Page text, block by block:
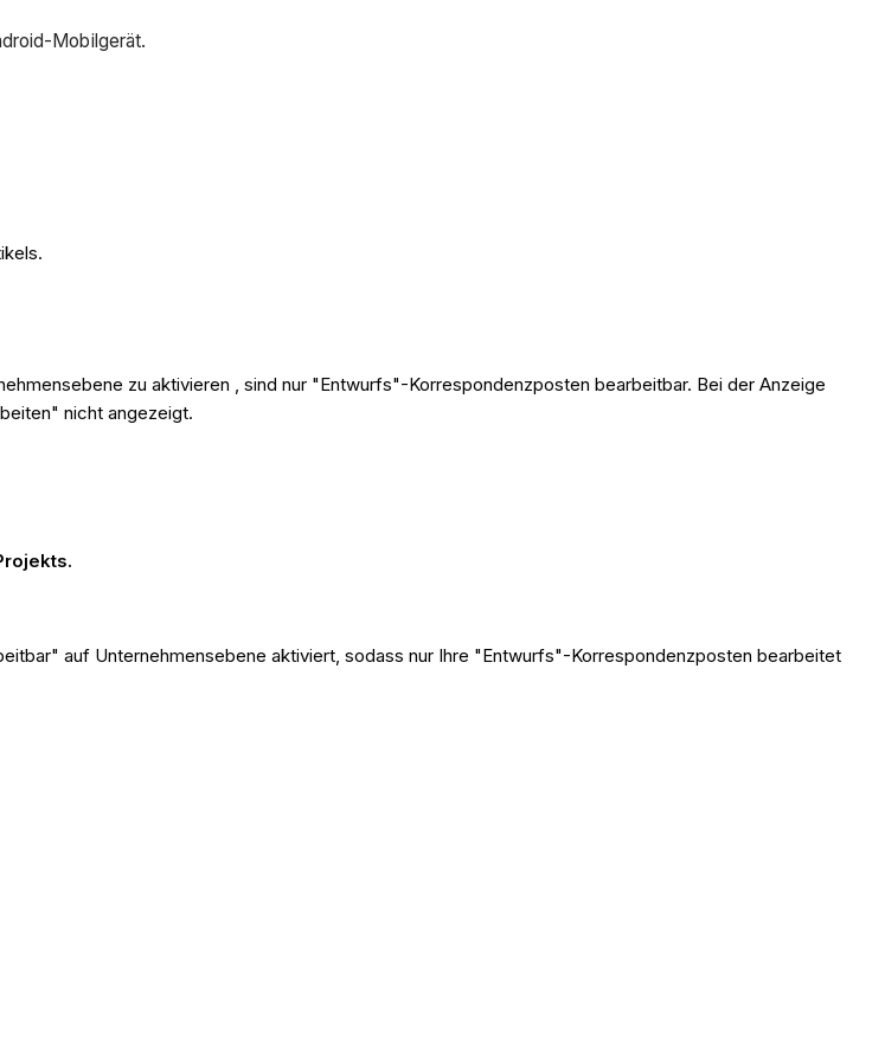
Mobilgerät.
zu aktivieren , sind nur "Entwurfs"-Korrespondenzposten bearbeitbar. Bei der Anzeige
nicht angezeigt.
auf Unternehmensebene aktiviert, sodass nur Ihre "Entwurfs"-Korrespondenzposten bearbeitet